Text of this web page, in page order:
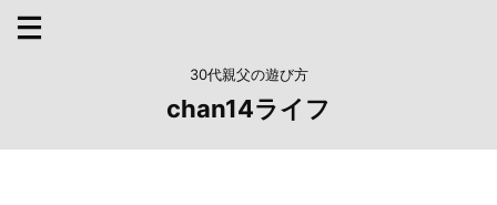
30代親父の遊び方
chan14ライフ